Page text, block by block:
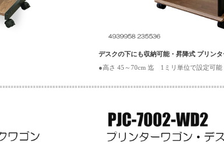
デスクの下にも収納可能・昇降式 プリン
●高さ 45～70cm 迄 1ミリ単位で設定可能